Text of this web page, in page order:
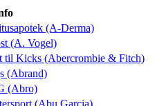
(A-Derma)
(A. Vogel)
til Kicks (Abercrombie & Fitch)
(Abrand)
(Abro)
(Abu Garcia)